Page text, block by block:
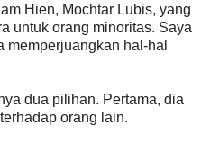
Hien, Mochtar Lubis, yang
untuk orang minoritas. Saya
memperjuangkan hal-hal
dua pilihan. Pertama, dia
orang lain.